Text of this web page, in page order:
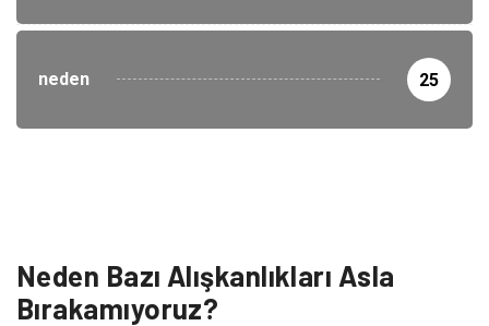
neden 25
Neden Bazı Alışkanlıkları Asla
Bırakamıyoruz?